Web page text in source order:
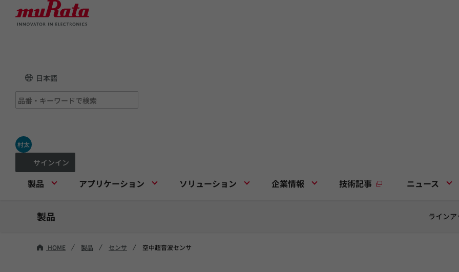
日本語
村太
サインイン
製品 アプリケーション ソリューション 企業情報 技術記事 ニュース
製品 ライン
HOME 製品 センサ 空中超音波センサ